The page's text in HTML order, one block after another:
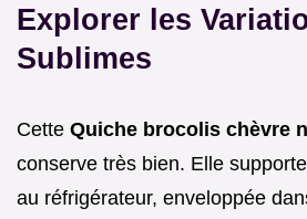
Explorer les
Sublimes
Cette Quiche brocolis chèvre
conserve très bien. Elle
au réfrigérateur, enveloppée